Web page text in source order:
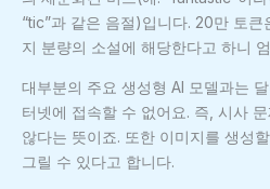
“tic”과 같은 음절)입니다. 20만 토
지 분량의 소설에 해당한다고 하니
대부분의 주요 생성형 AI 모델과는
터넷에 접속할 수 없어요. 즉, 시사
않다는 뜻이죠. 또한 이미지를 생성
그릴 수 있다고 합니다.